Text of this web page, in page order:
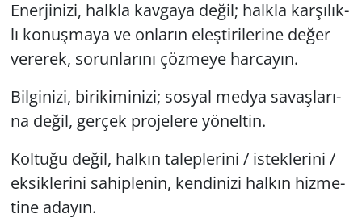
Ener­ji­ni­zi, halk­la kav­ga­ya değil; halk­la kar­şı­lık­
lı ko­nuş­ma­ya ve on­la­rın eleş­ti­ri­le­ri­ne değer
ve­re­rek, so­run­la­rı­nı çöz­me­ye har­ca­yın.
Bil­gi­ni­zi, bi­ri­ki­mi­ni­zi; sos­yal medya sa­vaş­la­rı­
na değil, ger­çek pro­je­le­re yö­nel­tin.
Kol­tu­ğu değil, hal­kın ta­lep­le­ri­ni / is­tek­le­ri­ni /
ek­sik­le­ri­ni sa­hip­le­nin, ken­di­ni­zi hal­kın hiz­me­
ti­ne ada­yın.